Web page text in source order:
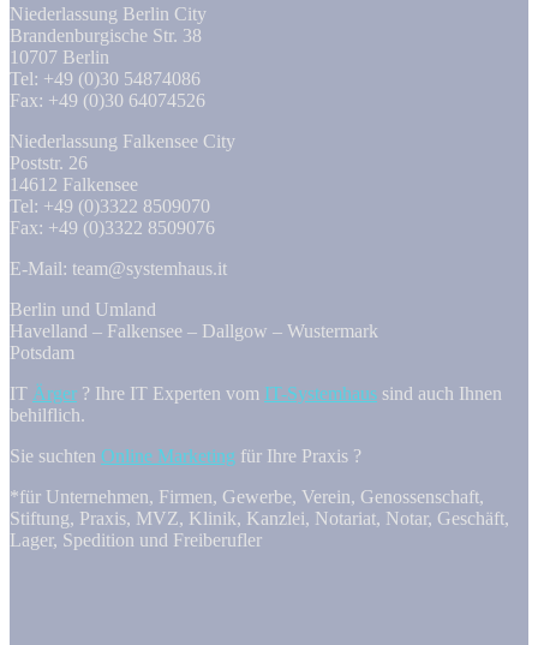
Niederlassung Berlin City
Brandenburgische Str. 38
10707 Berlin
Tel: +49 (0)30 54874086
Fax: +49 (0)30 64074526
Niederlassung Falkensee City
Poststr. 26
14612 Falkensee
Tel: +49 (0)3322 8509070
Fax: +49 (0)3322 8509076
E-Mail: team@systemhaus.it
Berlin und Umland
Havelland – Falkensee – Dallgow – Wustermark
Potsdam
IT Ärger ? Ihre IT Experten vom IT-Systemhaus sind auch Ihnen
behilflich.
Sie suchten Online Marketing für Ihre Praxis ?
*für Unternehmen, Firmen, Gewerbe, Verein, Genossenschaft,
Stiftung, Praxis, MVZ, Klinik, Kanzlei, Notariat, Notar, Geschäft,
Lager, Spedition und Freiberufler